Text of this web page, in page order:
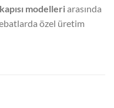
modelleriarasında
özel üretim